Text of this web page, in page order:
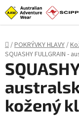
Stačí **styl (CSS)**,
Přejít
na
Domů
/POKRÝVKY HLAVY/
SQUASHY FULLGRAIN
kožený